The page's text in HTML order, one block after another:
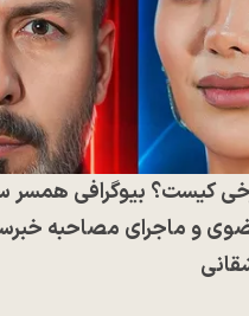
کیست؟ بیوگرافی همسر
و ماجرای مصاحبه